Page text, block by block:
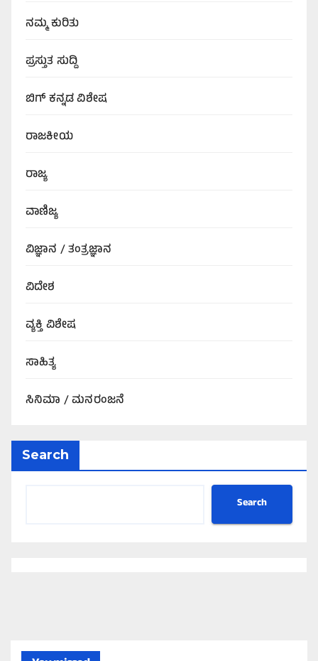
ನಮ್ಮ ಕುರಿತು
ಪ್ರಸ್ತುತ ಸುದ್ದಿ
ಬಿಗ್‌ ಕನ್ನಡ ವಿಶೇಷ
ರಾಜಕೀಯ
ರಾಜ್ಯ
ವಾಣಿಜ್ಯ
ವಿಜ್ಞಾನ / ತಂತ್ರಜ್ಞಾನ
ವಿದೇಶ
ವ್ಯಕ್ತಿ ವಿಶೇಷ
ಸಾಹಿತ್ಯ
ಸಿನಿಮಾ / ಮನರಂಜನೆ
Search
Search